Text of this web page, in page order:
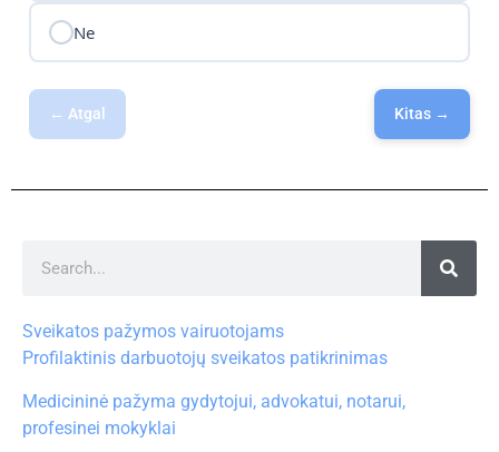
Ne
← Atgal Kitas →
Sveikatos pažymos vairuotojams
Profilaktinis darbuotojų sveikatos patikrinimas
Medicininė pažyma gydytojui, advokatui, notarui,
profesinei mokyklai